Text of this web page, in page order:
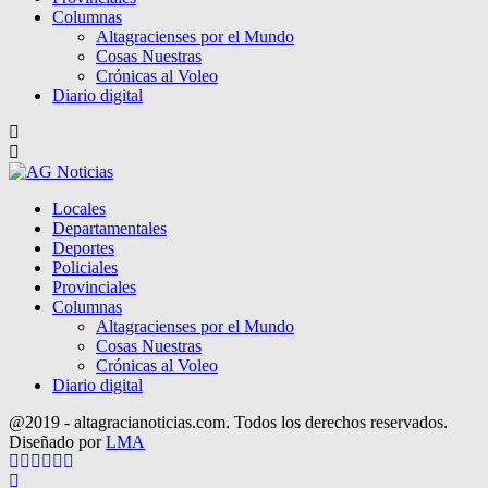
Columnas
Altagracienses por el Mundo
Cosas Nuestras
Crónicas al Voleo
Diario digital
Locales
Departamentales
Deportes
Policiales
Provinciales
Columnas
Altagracienses por el Mundo
Cosas Nuestras
Crónicas al Voleo
Diario digital
@2019 - altagracianoticias.com. Todos los derechos reservados.
Diseñado porLMA
Facebook
Twitter
Instagram
Pinterest
Google